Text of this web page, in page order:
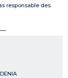
responsable des
DENIA